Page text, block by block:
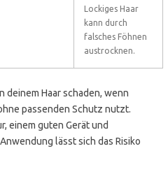
Lockiges Haar
kann durch
falsches Föhnen
austrocknen.
deinem Haar schaden, wenn
passenden Schutz nutzt.
einem guten Gerät und
lässt sich das Risiko